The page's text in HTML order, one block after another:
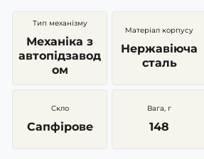
Тип механізму
Механіка з
автопідзавод
ом
Матеріал корпусу
Нержавіюча
сталь
Скло
Сапфірове
Вага, г
148